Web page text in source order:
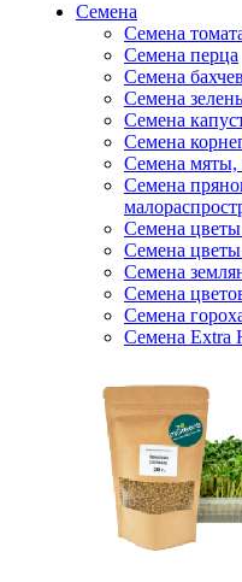
Семена
Семена
Семена перца
Семена
Семена зелень
Семена
Семена
Семена
Семена
Семена
Семена цветы
Семена
Семена
Семена
Семена Extra